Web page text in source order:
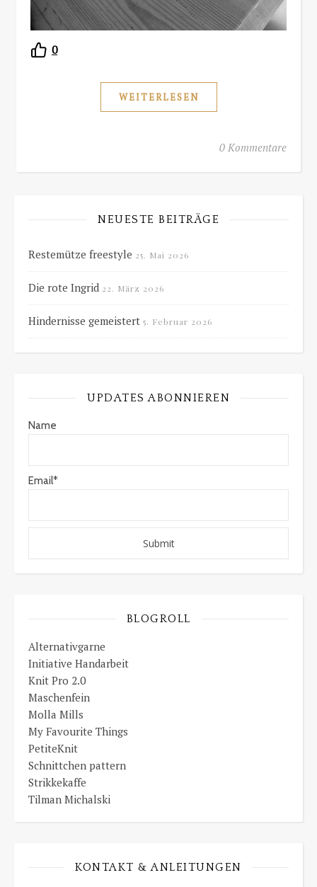
0
WEITERLESEN
0 Kommentare
NEUESTE BEITRÄGE
Restemütze freestyle 25. Mai 2026
Die rote Ingrid 22. März 2026
Hindernisse gemeistert 5. Februar 2026
UPDATES ABONNIEREN
Name
Email*
BLOGROLL
Alternativgarne
Initiative Handarbeit
Knit Pro 2.0
Maschenfein
Molla Mills
My Favourite Things
PetiteKnit
Schnittchen pattern
Strikkekaffe
Tilman Michalski
KONTAKT & ANLEITUNGEN